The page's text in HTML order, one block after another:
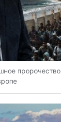
пророчество